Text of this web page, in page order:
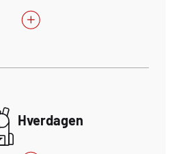
Hverdagen